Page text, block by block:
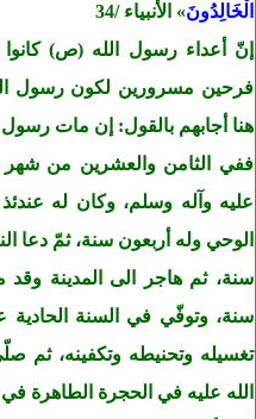
الْخَالِدُونَ» الأنبياء /34
إنّ أعداء رسول الله (ص)
فرحين مسرورين لكون رسول
هنا أجابهم بالقول: إن مات
ففي الثامن والعشرين من شهر
عليه وآله وسلم، وكان له
الوحي وله أربعون سنة، ثمّ دعا
سنة، ثم هاجر الى المدينة
سنة، وتوفّي في السنة الحادية
تغسيله وتحنيطه وتكفينه، ثم
الله عليه في الحجرة الطاهرة